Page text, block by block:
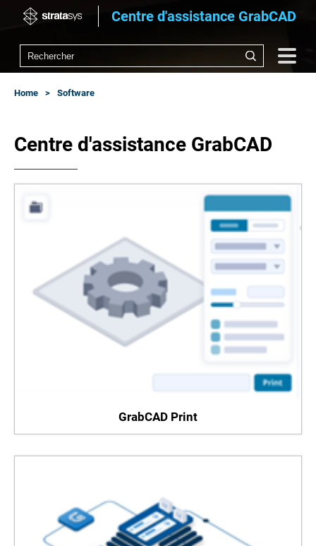
Centre d'assistance GrabCAD
Home Software
Centre d'assistance GrabCAD
GrabCAD Print